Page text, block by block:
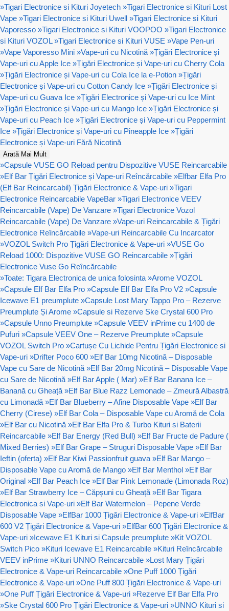
»Tigari Electronice si Kituri Joyetech »Tigari Electronice si Kituri Lost
Vape »Tigari Electronice si Kituri Uwell »Tigari Electronice si Kituri
Vaporesso »Tigari Electronice si Kituri VOOPOO »Tigari Electronice
si Kituri VOZOL »Tigari Electronice si Kituri VUSE »Vape Pen-uri
»Vape Vaporesso Mini »Vape-uri cu Nicotină »Țigări Electronice și
Vape-uri cu Apple Ice »Țigări Electronice și Vape-uri cu Cherry Cola
»Țigări Electronice și Vape-uri cu Cola Ice la e-Potion »Țigări
Electronice și Vape-uri cu Cotton Candy Ice »Țigări Electronice și
Vape-uri cu Guava Ice »Țigări Electronice și Vape-uri cu Ice Mint
»Țigări Electronice și Vape-uri cu Mango Ice »Țigări Electronice și
Vape-uri cu Peach Ice »Țigări Electronice și Vape-uri cu Peppermint
Ice »Țigări Electronice și Vape-uri cu Pineapple Ice »Țigări
Electronice și Vape-uri Fără Nicotină
Arată Mai Mult
»Capsule VUSE GO Reload pentru Dispozitive VUSE Reincarcabile
»Elf Bar Țigări Electronice și Vape-uri Reîncărcabile »Elfbar Elfa Pro
(Elf Bar Reincarcabil) Țigări Electronice & Vape-uri »Tigari
Electronice Reincarcabile VapeBar »Tigari Electronice VEEV
Reincarcabile (Vape) De Vanzare »Tigari Electronice Vozol
Reincarcabile (Vape) De Vanzare »Vape-uri Reincarcabile & Țigări
Electronice Reîncărcabile »Vape-uri Reincarcabile Cu Incarcator
»VOZOL Switch Pro Țigări Electronice & Vape-uri »VUSE Go
Reload 1000: Dispozitive VUSE GO Reincarcabile »Țigări
Electronice Vuse Go Reîncărcabile
»Toate: Tigara Electronica de unica folosinta »Arome VOZOL
»Capsule Elf Bar Elfa Pro »Capsule Elf Bar Elfa Pro V2 »Capsule
Icewave E1 preumplute »Capsule Lost Mary Tappo Pro – Rezerve
Preumplute Și Arome »Capsule si Rezerve Ske Crystal 600 Pro
»Capsule Unno Preumplute »Capsule VEEV inPrime cu 1400 de
Pufuri »Capsule VEEV One – Rezerve Preumplute »Capsule
VOZOL Switch Pro »Cartușe Cu Lichide Pentru Țigări Electronice si
Vape-uri »Drifter Poco 600 »Elf Bar 10mg Nicotină – Disposable
Vape cu Sare de Nicotină »Elf Bar 20mg Nicotină – Disposable Vape
cu Sare de Nicotină »Elf Bar Apple ( Mar) »Elf Bar Banana Ice –
Banană cu Gheață »Elf Bar Blue Razz Lemonade – Zmeură Albastră
cu Limonadă »Elf Bar Blueberry – Afine Disposable Vape »Elf Bar
Cherry (Cirese) »Elf Bar Cola – Disposable Vape cu Aromă de Cola
»Elf Bar cu Nicotină »Elf Bar Elfa Pro & Turbo Kituri si Baterii
Reincarcabile »Elf Bar Energy (Red Bull) »Elf Bar Fructe de Padure (
Mixed Berries) »Elf Bar Grape – Struguri Disposable Vape »Elf Bar
Ieftin (oferta) »Elf Bar Kiwi Passionfruit guava »Elf Bar Mango –
Disposable Vape cu Aromă de Mango »Elf Bar Menthol »Elf Bar
Original »Elf Bar Peach Ice »Elf Bar Pink Lemonade (Limonada Roz)
»Elf Bar Strawberry Ice – Căpșuni cu Gheață »Elf Bar Tigara
Electronica si Vape-uri »Elf Bar Watermelon – Pepene Verde
Disposable Vape »ElfBar 1000 Țigări Electronice & Vape-uri »ElfBar
600 V2 Țigări Electronice & Vape-uri »ElfBar 600 Țigări Electronice &
Vape-uri »Icewave E1 Kituri si Capsule preumplute »Kit VOZOL
Switch Pico »Kituri Icewave E1 Reincarcabile »Kituri Reîncărcabile
VEEV inPrime »Kituri UNNO Reincarcabile »Lost Mary Țigări
Electronice & Vape-uri Reincarcabile »One Puff 1000 Țigări
Electronice & Vape-uri »One Puff 800 Țigări Electronice & Vape-uri
»One Puff Țigări Electronice & Vape-uri »Rezerve Elf Bar Elfa Pro
»Ske Crystal 600 Pro Țigări Electronice & Vape-uri »UNNO Kituri si